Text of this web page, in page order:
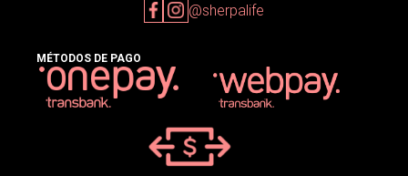
@sherpalife
MÉTODOS DE PAGO